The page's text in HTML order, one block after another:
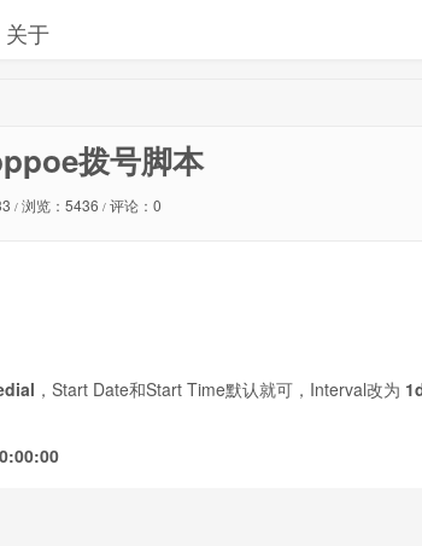
关于
拨号脚本
/ 浏览：5436 / 评论：0
，Start Date和Start Time默认就可，Interval改为